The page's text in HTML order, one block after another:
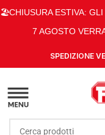
🏖️CHIUSURA ESTIVA:
7 AGOSTO
SPEDIZIONE